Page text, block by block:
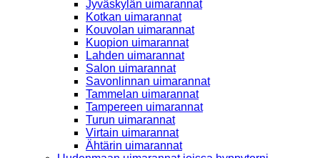
Jyväskylän uimarannat
Kotkan uimarannat
Kouvolan uimarannat
Kuopion uimarannat
Lahden uimarannat
Salon uimarannat
Savonlinnan uimarannat
Tammelan uimarannat
Tampereen uimarannat
Turun uimarannat
Virtain uimarannat
Ähtärin uimarannat